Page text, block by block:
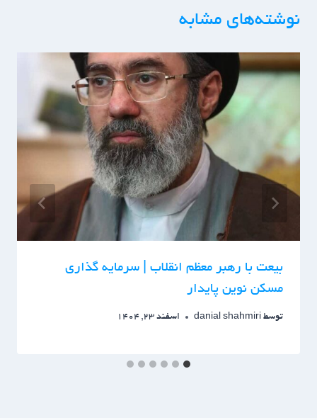
نوشته‌های مشابه
بیعت با رهبر معظم انقلاب | سرمایه گذاری
مسکن نوین پایدار
توسط danial shahmiri اسفند 23, 1404